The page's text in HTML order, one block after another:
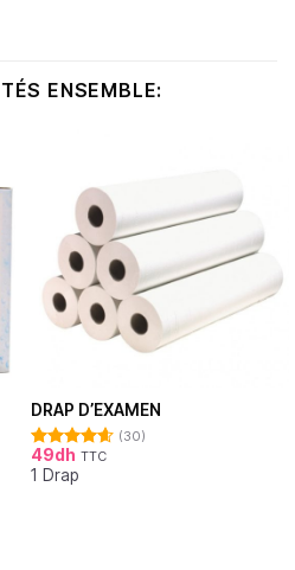
ENSEMBLE:
DRAP D’EXAMEN
Note4.62
sur 5
(30)
49dh TTC
1 Drap